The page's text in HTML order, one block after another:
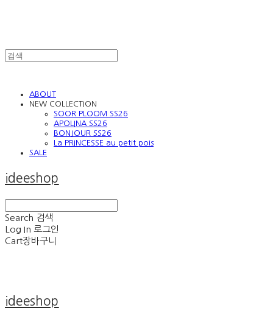
ABOUT
NEW COLLECTION
SOOR PLOOM SS26
APOLINA SS26
BONJOUR SS26
La PRINCESSE au petit pois
SALE
ideeshop
Search 검색
Log In 로그인
Cart장바구니
ideeshop